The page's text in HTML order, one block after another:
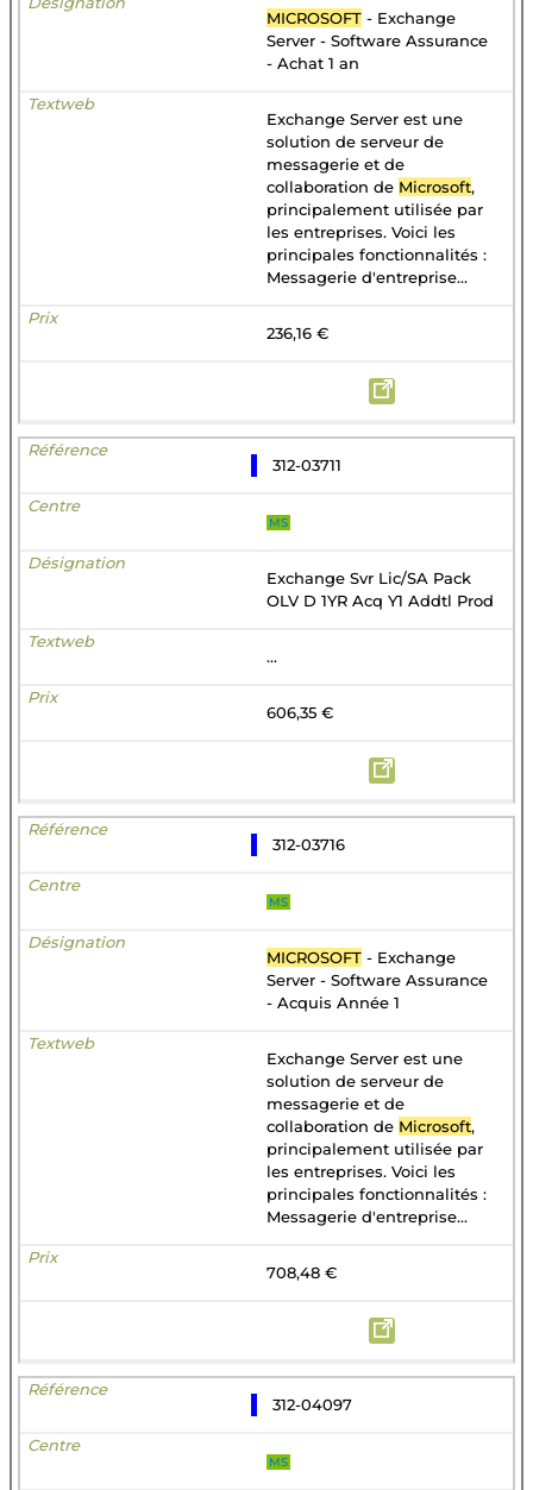
MICROSOFT - Exchange
Server - Software Assurance
- Achat 1 an
Exchange Server est une
solution de serveur de
messagerie et de
collaboration de Microsoft,
principalement utilisée par
les entreprises. Voici les
principales fonctionnalités :
Messagerie d'entreprise...
236,16 €
312-03711
MS
Exchange Svr Lic/SA Pack
OLV D 1YR Acq Y1 Addtl Prod
...
606,35 €
312-03716
MS
MICROSOFT - Exchange
Server - Software Assurance
- Acquis Année 1
Exchange Server est une
solution de serveur de
messagerie et de
collaboration de Microsoft,
principalement utilisée par
les entreprises. Voici les
principales fonctionnalités :
Messagerie d'entreprise...
708,48 €
312-04097
MS